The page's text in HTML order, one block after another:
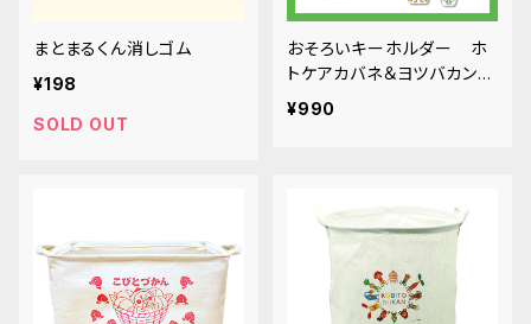
まとまるくん消しゴム
¥198
SOLD OUT
おそろいキーホルダー ホ
トケアカバネ＆ヨツバカンノ
ン
¥990